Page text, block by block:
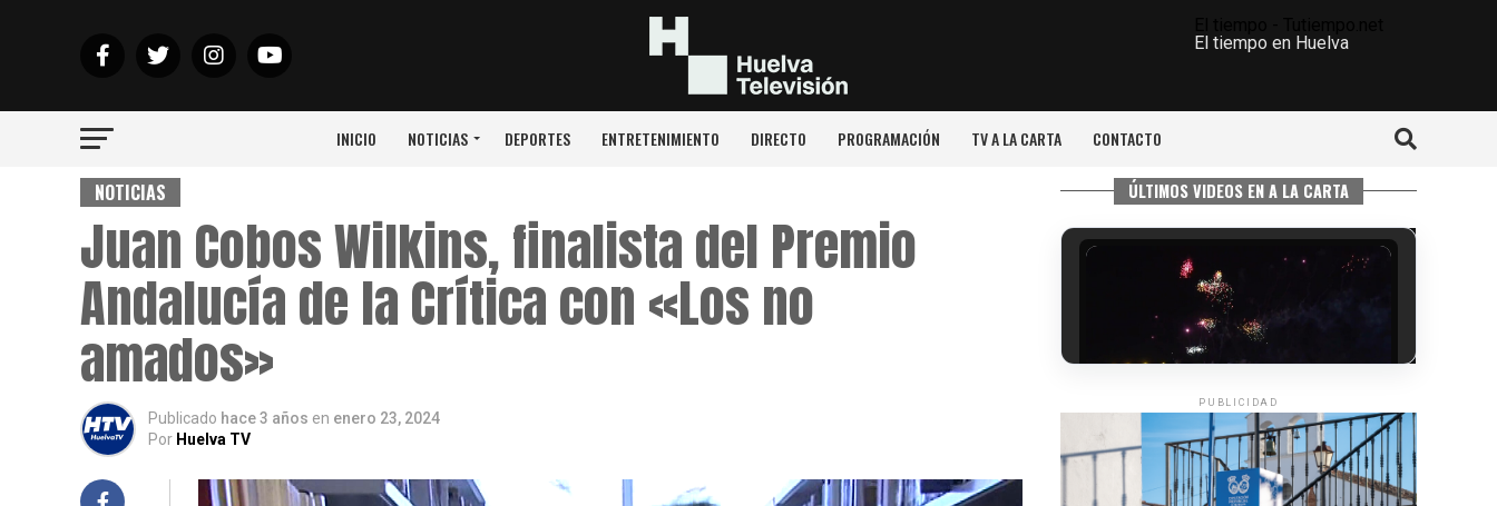
El tiempo en Huelva
INICIO NOTICIAS DEPORTES ENTRETENIMIENTO DIRECTO PROGRAMACIÓN TV A LA CARTA CONTACTO
NOTICIAS
Juan Cobos Wilkins, finalista del Premio
Andalucía de la Crítica con «Los no
amados»
Publicado hace 3 años en enero 23, 2024
Por Huelva TV
ÚLTIMOS VIDEOS EN A LA CARTA
6º DÍA DE LAS FIESTAS COLOMBINAS
2026
·Huelvatv
PUBLICIDAD